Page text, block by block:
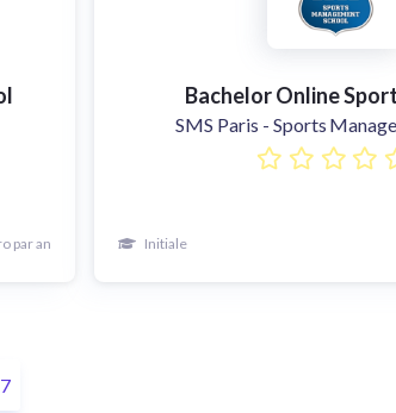
par an
Bachelor Online
SMS Paris - Sports
Initiale